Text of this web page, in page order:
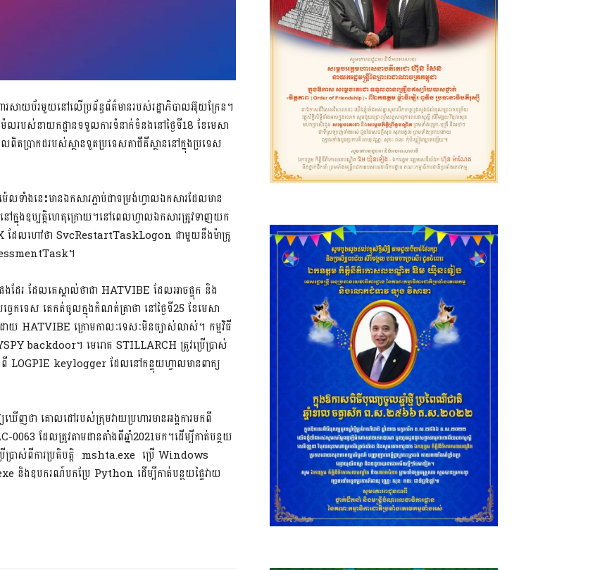
រសាយប័រមួយនៅលើប្រព័ន្ធព័ត៌មានរបស់រដ្ឋាភិបាលអ៊ុយក្រែន។
េលរបស់នាយកដ្ឋានទទួលការទំនាក់ទំនងនៅថ្ងៃទី18 ខែមេសា
តប្រាកដរបស់ស្ថានទូតប្រទេសតាជីគីស្ថាននៅក្នុងប្រទេស
ាំងនេះមានឯកសារភ្ជាប់ជាទម្រង់ហ្វាលឯកសារដែលមាន
ក្នុងឧប្បត្តិហេតុក្រោយ។នៅពេលហ្វាលឯកសារត្រូវទាញយក
ដែលហៅថា SvcRestartTaskLogon ជាមួយនឹងម៉ាក្រូ
។
រ ដែលគេស្គាល់ថាជា HATVIBE ដែលអាចផ្ទុក និង
ចេកទេស គេកត់ចូលក្នុងកំណត់ត្រាថា នៅថ្ងៃទី25 ខែមេសា
ដោយ HATVIBE ក្រោមកាលៈទេសៈមិនច្បាស់លាស់។ កម្មវិធី
backdoor។ មេរោគ STILLARCH ត្រូវប្រើប្រាស់
ពី LOGPIE keylogger ដែលនៅកន្ទុយហ្វាលមានពាក្យ
យឃើញថា គោលដៅរបស់ក្រុមវាយប្រហារមានអង្គការមកពី
ដែលត្រូវតាមដានតាំងពីឆ្នាំ2021មក។ដើម្បីកាត់បន្ថយ
រាស់ពីការប្រតិបត្តិ mshta.exe ប្រើ Windows
ងឧបករណ៍បកប្រែ Python ដើម្បីកាត់បន្ថយផ្ទៃវាយ